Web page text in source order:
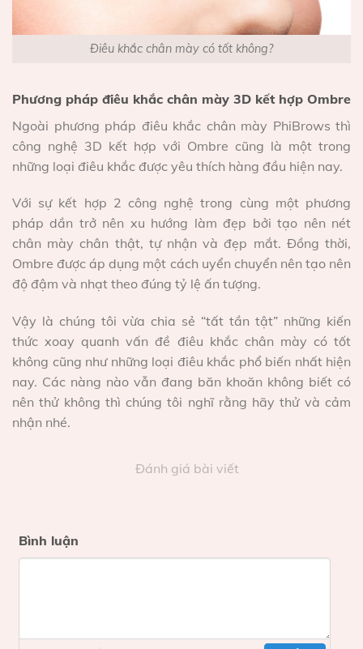
Điêu khắc chân mày có tốt không?
Phương pháp điêu khắc chân mày 3D kết hợp Ombre
Ngoài phương pháp điêu khắc chân mày PhiBrows thì
công nghệ 3D kết hợp với Ombre cũng là một trong
những loại điêu khắc được yêu thích hàng đầu hiện nay.
Với sự kết hợp 2 công nghệ trong cùng một phương
pháp dần trở nên xu hướng làm đẹp bởi tạo nên nét
chân mày chân thật, tự nhận và đẹp mắt. Đồng thời,
Ombre được áp dụng một cách uyển chuyển nên tạo nên
độ đậm và nhạt theo đúng tỷ lệ ấn tượng.
Vậy là chúng tôi vừa chia sẻ “tất tần tật” những kiến
thức xoay quanh vấn đề điêu khắc chân mày có tốt
không cũng như những loại điêu khắc phổ biến nhất hiện
nay. Các nàng nào vẫn đang băn khoăn không biết có
nên thử không thì chúng tôi nghĩ rằng hãy thử và cảm
nhận nhé.
Đánh giá bài viết
Bình luận